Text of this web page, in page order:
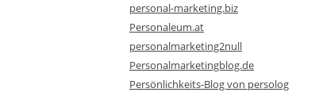
personal-marketing.biz
Personaleum.at
personalmarketing2null
Personalmarketingblog.de
Persönlichkeits-Blog von persolog